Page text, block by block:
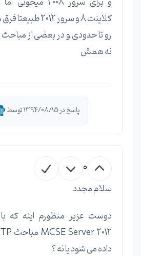
کلاینت 8 و سرور
رو تا حدودی و در بعضی از
نه همش
پاسخ در 1394/08/15 توسط
0
سلام مجدد
داده می شود یا نه ؟